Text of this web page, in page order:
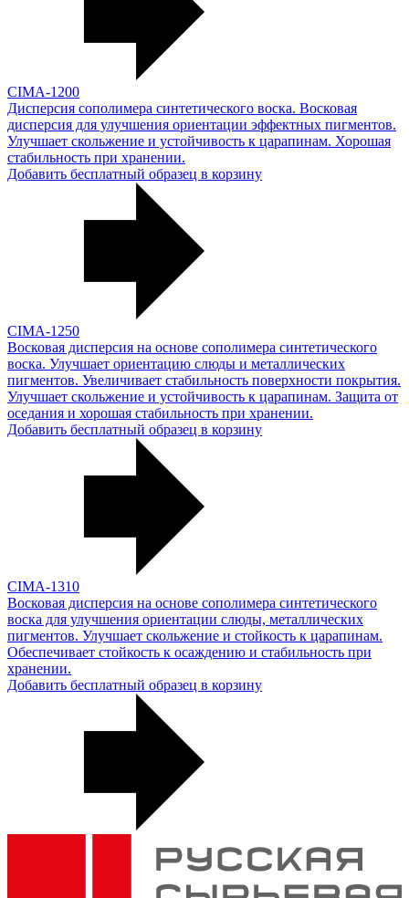
CIMA-1200
Дисперсия сополимера синтетического воска. Восковая
дисперсия для улучшения ориентации эффектных пигментов.
Улучшает скольжение и устойчивость к царапинам. Хорошая
стабильность при хранении.
Добавить бесплатный образец в корзину
CIMA-1250
Восковая дисперсия на основе сополимера синтетического
воска. Улучшает ориентацию слюды и металлических
пигментов. Увеличивает стабильность поверхности покрытия.
Улучшает скольжение и устойчивость к царапинам. Защита от
оседания и хорошая стабильность при хранении.
Добавить бесплатный образец в корзину
CIMA-1310
Восковая дисперсия на основе сополимера синтетического
воска для улучшения ориентации слюды, металлических
пигментов. Улучшает скольжение и стойкость к царапинам.
Обеспечивает стойкость к осаждению и стабильность при
хранении.
Добавить бесплатный образец в корзину